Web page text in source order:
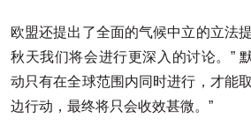
欧盟还提出了全面的气候中立的立法
秋天我们将会进行更深入的讨论。”
动只有在全球范围内同时进行，才能
边行动，最终将只会收效甚微。”